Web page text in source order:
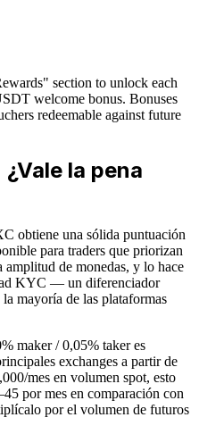
section to unlock each
welcome bonus. Bonuses
redeemable against future
la pena
obtiene una sólida puntuación
para traders que priorizan
de monedas, y lo hace
KYC — un diferenciador
mayoría de las plataformas
maker / 0,05% taker es
exchanges a partir de
mes en volumen spot, esto
por mes en comparación con
por el volumen de futuros